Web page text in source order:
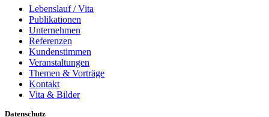
Lebenslauf / Vita
Publikationen
Unternehmen
Referenzen
Kundenstimmen
Veranstaltungen
Themen & Vorträge
Kontakt
Vita & Bilder
Datenschutz